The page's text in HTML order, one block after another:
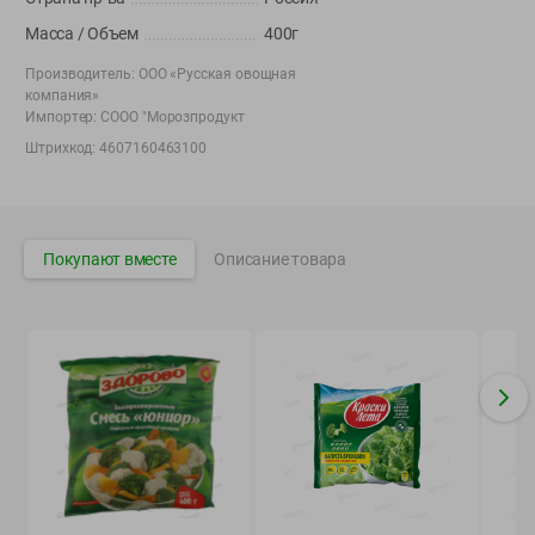
Вакансии 👋
Корпоративный сайт Green
соглашения
Фрунзенского района г. Минска + 375 17 272 73 84 .
Номер и адрес электронной почты лица, уполномоченного
продавцом рассматривать обращения покупателей о нарушении их
прав, предусмотренных законодательством о защите прав
потребителей: +375 44 560-60-61, shop@green-dostavka.by.
Способы оплаты товара:
Масса / Объем
400г
Производитель: ООО «Русская овощная
компания»
Импортер: СООО "Морозпродукт
Штрихкод:4607160463100
Покупают вместе Описание товара